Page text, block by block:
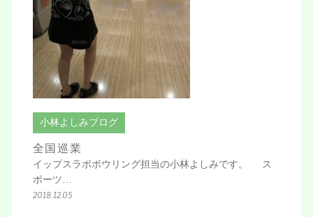
小林よしみブログ
全国巡業
イップスラボボウリング担当の小林よしみです。 ス
ポーツ…
2018.12.05